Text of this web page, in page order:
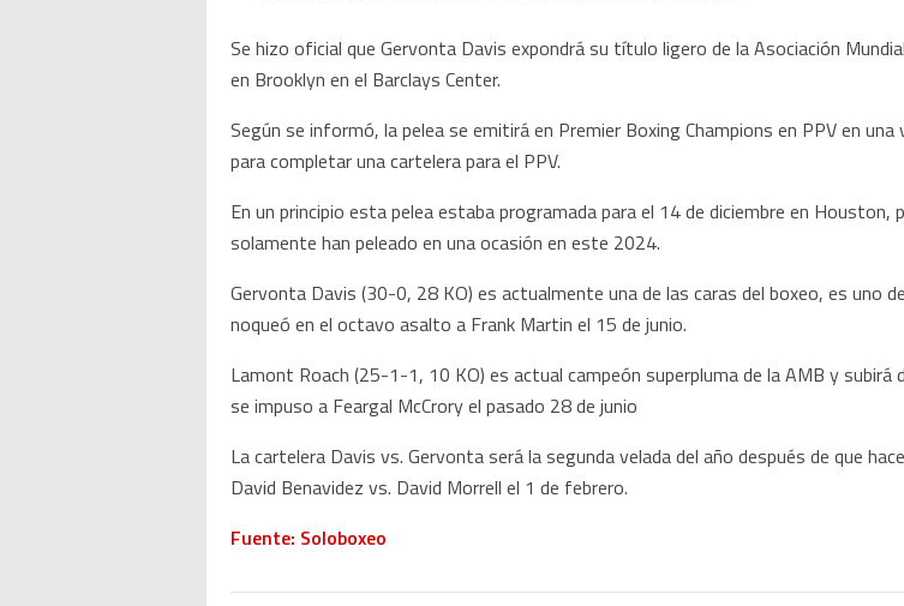
Se hizo oficial que Gervonta Davis expondrá su título ligero de la Asociación
en Brooklyn en el Barclays Center.
Según se informó, la pelea se emitirá en Premier Boxing Champions en PPV en
para completar una cartelera para el PPV.
En un principio esta pelea estaba programada para el 14 de diciembre en
solamente han peleado en una ocasión en este 2024.
Gervonta Davis (30-0, 28 KO) es actualmente una de las caras del boxeo, es uno
noqueó en el octavo asalto a Frank Martin el 15 de junio.
Lamont Roach (25-1-1, 10 KO) es actual campeón superpluma de la AMB y
se impuso a Feargal McCrory el pasado 28 de junio
La cartelera Davis vs. Gervonta será la segunda velada del año después de que
David Benavidez vs. David Morrell el 1 de febrero.
Fuente: Soloboxeo